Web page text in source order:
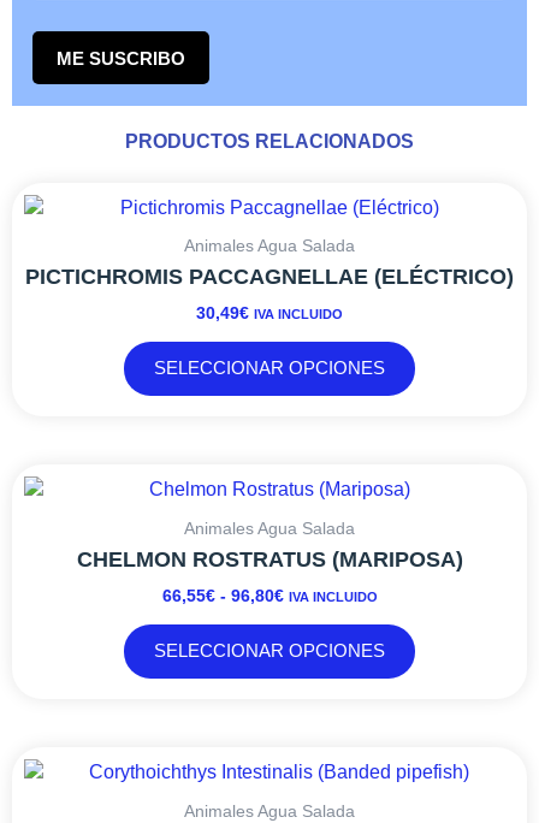
ME SUSCRIBO
PRODUCTOS RELACIONADOS
Animales Agua Salada
PICTICHROMIS PACCAGNELLAE (ELÉCTRICO)
30,49€ IVA INCLUIDO
SELECCIONAR OPCIONES
producto
múltiples
se
producto
Animales Agua Salada
CHELMON ROSTRATUS (MARIPOSA)
66,55€ - 96,80€
DE
PRECIOS:
DESDE
66,55€
HASTA
96,80€
IVA INCLUIDO
SELECCIONAR OPCIONES
múltiples
se
la
Animales Agua Salada
DE
PRECIOS:
producto